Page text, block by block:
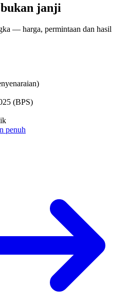
janji
— harga, permintaan dan hasil
(BPS)
penuh